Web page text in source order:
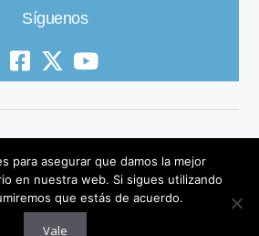
Síguenos
All Rights Reserved
para asegurar que damos la mejor
en nuestra web. Si sigues utilizando
que estás de acuerdo.
Vale